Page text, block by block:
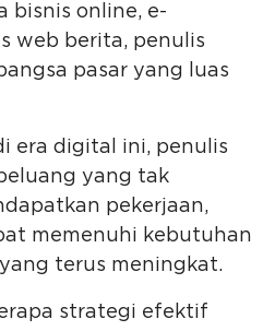
bisnis online, e-
web berita, penulis
pasar yang luas
era digital ini, penulis
yang tak
pekerjaan,
memenuhi kebutuhan
terus meningkat.
strategi efektif